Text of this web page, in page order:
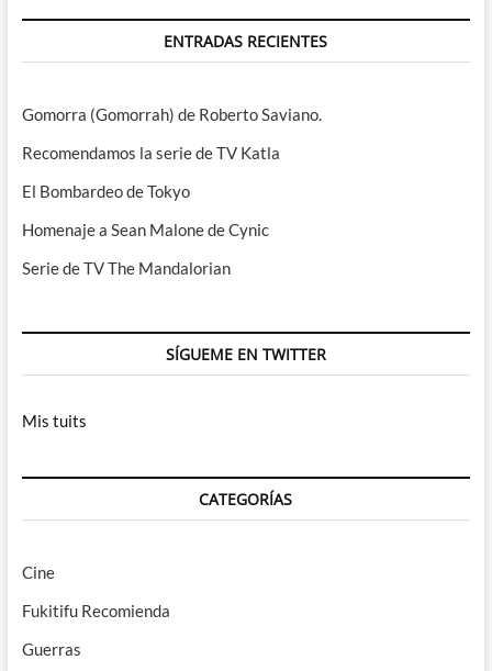
ENTRADAS RECIENTES
Gomorra (Gomorrah) de Roberto Saviano.
Recomendamos la serie de TV Katla
El Bombardeo de Tokyo
Homenaje a Sean Malone de Cynic
Serie de TV The Mandalorian
SÍGUEME EN TWITTER
Mis tuits
CATEGORÍAS
Cine
Fukitifu Recomienda
Guerras